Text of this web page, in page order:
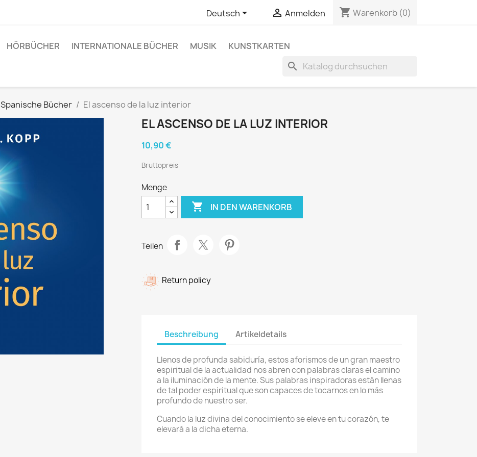
Deutsch  Anmelden shopping_cart Warenkorb (0)
HÖRBÜCHER INTERNATIONALE BÜCHER MUSIK KUNSTKARTEN
search
Spanische Bücher El ascenso de la luz interior
EL ASCENSO DE LA LUZ INTERIOR
10,90 €
Bruttopreis
Menge
 IN DEN WARENKORB
Teilen
Return policy
Beschreibung Artikeldetails
Llenos de profunda sabiduría, estos aforismos de un gran maestro
espiritual de la actualidad nos abren con palabras claras el camino
a la iluminación de la mente. Sus palabras inspiradoras están llenas
de tal poder espiritual que son capaces de tocarnos en lo más
profundo de nuestro ser.
Cuando la luz divina del conocimiento se eleve en tu corazón, te
elevará a la dicha eterna.